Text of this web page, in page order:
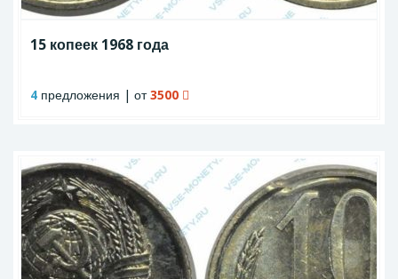
15 копеек 1968 года
4 предложения | от3500